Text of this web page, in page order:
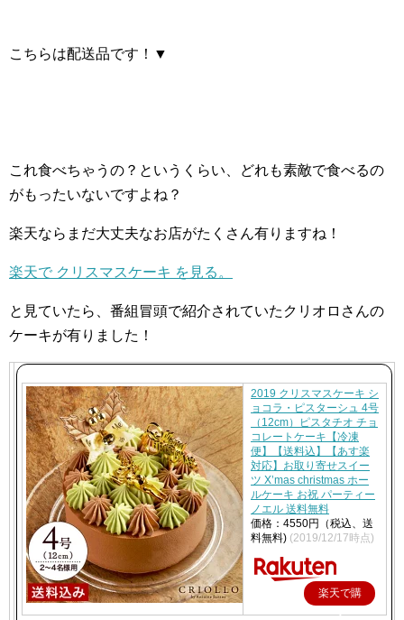
こちらは配送品です！▼
これ食べちゃうの？というくらい、どれも素敵で食べるの
がもったいないですよね？
楽天ならまだ大丈夫なお店がたくさん有りますね！
楽天で クリスマスケーキ を見る。
と見ていたら、番組冒頭で紹介されていたクリオロさんの
ケーキが有りました！
2019 クリスマスケーキ シ
ョコラ・ピスターシュ 4号
（12cm）ピスタチオ チョ
コレートケーキ【冷凍
便】【送料込】【あす楽
対応】お取り寄せスイー
ツ X’mas christmas ホー
ルケーキ お祝 パーティー
ノエル 送料無料
価格：4550円（税込、送
料無料) (2019/12/17時点)
楽天で購